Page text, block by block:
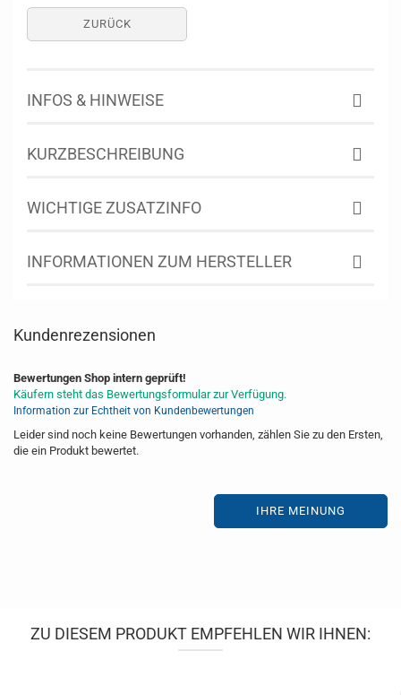
ZURÜCK
INFOS & HINWEISE
KURZBESCHREIBUNG
WICHTIGE ZUSATZINFO
INFORMATIONEN ZUM HERSTELLER
Kundenrezensionen
Bewertungen Shop intern geprüft!
Käufern steht das Bewertungsformular zur Verfügung.
Information zur Echtheit von Kundenbewertungen
Leider sind noch keine Bewertungen vorhanden, zählen Sie zu den Ersten,
die ein Produkt bewertet.
IHRE MEINUNG
ZU DIESEM PRODUKT EMPFEHLEN WIR IHNEN: